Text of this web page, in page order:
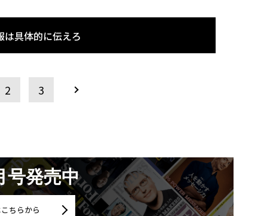
具体的に伝えろ
2 3
号発売中
ちらから